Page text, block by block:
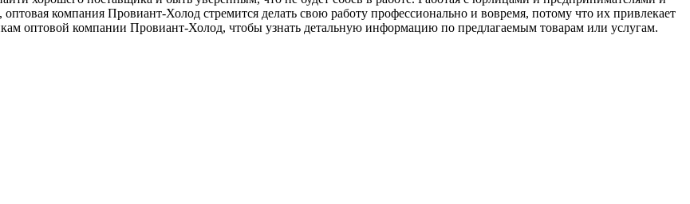
компания Провиант-Холод стремится делать свою работу профессионально и вовремя, потому что их привлекает
оптовой компании Провиант-Холод, чтобы узнать детальную информацию по предлагаемым товарам или услугам.